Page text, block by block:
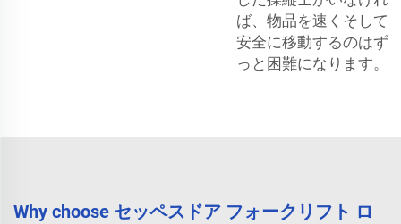
ば、物品を速くそして
安全に移動するのはず
っと困難になります。
Why choose セッペスドア フォークリフト ロ